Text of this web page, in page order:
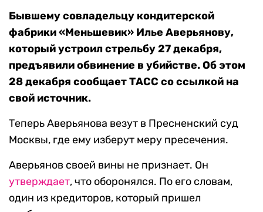
Бывшему совладельцу кондитерской
фабрики «Меньшевик» Илье Аверьянову,
который устроил стрельбу 27 декабря,
предъявили обвинение в убийстве. Об этом
28 декабря сообщает ТАСС со ссылкой на
свой источник.
Теперь Аверьянова везут в Пресненский суд
Москвы, где ему изберут меру пресечения.
Аверьянов своей вины не признает. Он
утверждает, что оборонялся. По его словам,
один из кредиторов, который пришел